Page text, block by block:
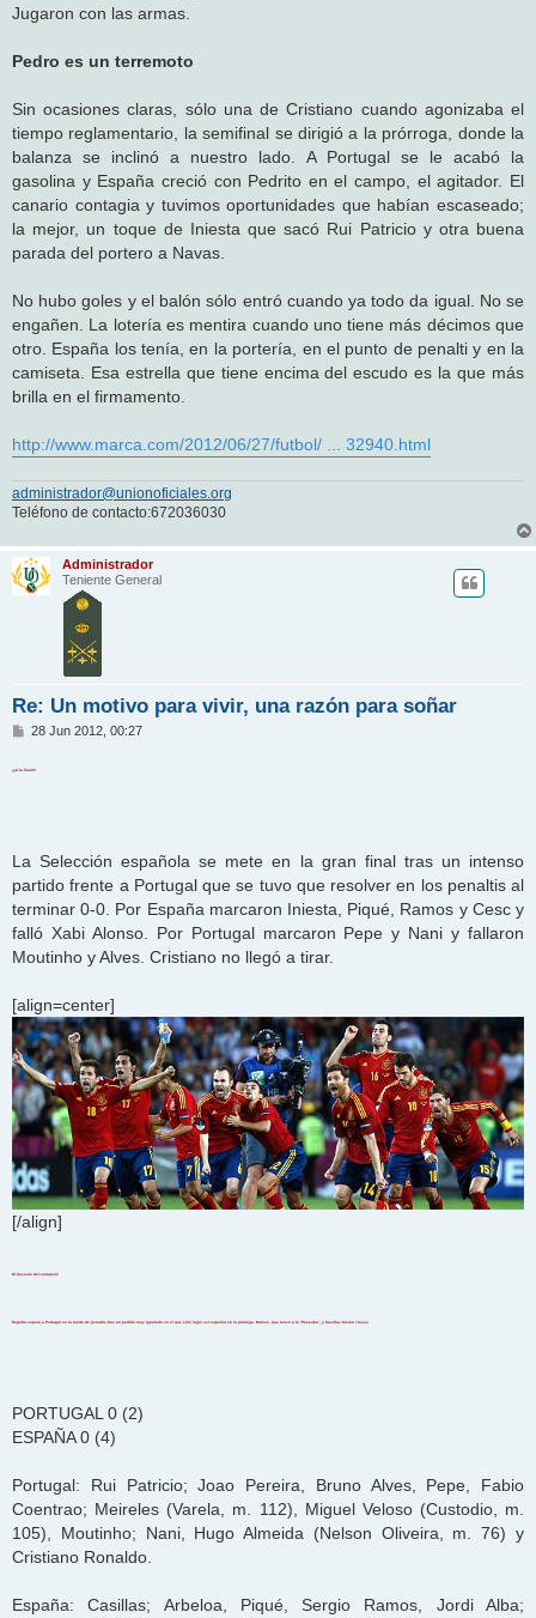
Jugaron con las armas.
Pedro es un terremoto
Sin ocasiones claras, sólo una de Cristiano cuando agonizaba el
tiempo reglamentario, la semifinal se dirigió a la prórroga, donde la
balanza se inclinó a nuestro lado. A Portugal se le acabó la
gasolina y España creció con Pedrito en el campo, el agitador. El
canario contagia y tuvimos oportunidades que habían escaseado;
la mejor, un toque de Iniesta que sacó Rui Patricio y otra buena
parada del portero a Navas.
No hubo goles y el balón sólo entró cuando ya todo da igual. No se
engañen. La lotería es mentira cuando uno tiene más décimos que
otro. España los tenía, en la portería, en el punto de penalti y en la
camiseta. Esa estrella que tiene encima del escudo es la que más
brilla en el firmamento.
http://www.marca.com/2012/06/27/futbol/ ... 32940.html
administrador@unionoficiales.org
Teléfono de contacto:672036030
Administrador
Teniente General
Re: Un motivo para vivir, una razón para soñar
M
s
28 Jun 2012, 00:27
¡¡¡A la final!!!
La Selección española se mete en la gran final tras un intenso
partido frente a Portugal que se tuvo que resolver en los penaltis al
terminar 0-0. Por España marcaron Iniesta, Piqué, Ramos y Cesc y
falló Xabi Alonso. Por Portugal marcaron Pepe y Nani y fallaron
Moutinho y Alves. Cristiano no llegó a tirar.
[align=center]
[/align]
El descaro del campeón
España supera a Portugal en la tanda de penaltis tras un partido muy igualado en el que sólo logro ser superior en la prórroga. Ramos, que lanzó a lo ‘Panenka’, y Casillas fueron claves.
PORTUGAL 0 (2)
ESPAÑA 0 (4)
Portugal: Rui Patricio; Joao Pereira, Bruno Alves, Pepe, Fabio
Coentrao; Meireles (Varela, m. 112), Miguel Veloso (Custodio, m.
105), Moutinho; Nani, Hugo Almeida (Nelson Oliveira, m. 76) y
Cristiano Ronaldo.
España: Casillas; Arbeloa, Piqué, Sergio Ramos, Jordi Alba;